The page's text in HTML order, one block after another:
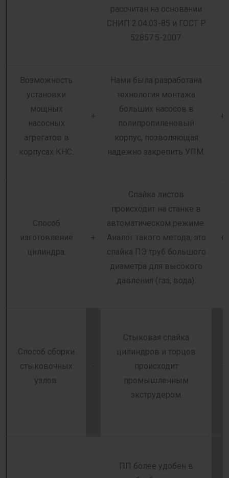
рассчитан на основании
СНИП 2.04.03-85 и ГОСТ Р
52857.5-2007.
Возможность
установки
мощных
насосных
агрегатов в
корпусах КНС.
+
Нами была разработана
технология монтажа
больших насосов в
полипропиленовый
корпус, позволяющая
надежно закрепить УПМ.
+
Способ
изготовление
цилиндра.
+
Спайка листов
происходит на станке в
автоматическом режиме.
Аналог такого метода, это
спайка ПЭ труб большого
диаметра для высокого
давления (газ, вода).
+
Способ сборки
стыковочных
узлов.
Стыковая спайка
цилиндров и торцов
происходит
промышленным
экструдером.
ПП более удобен в